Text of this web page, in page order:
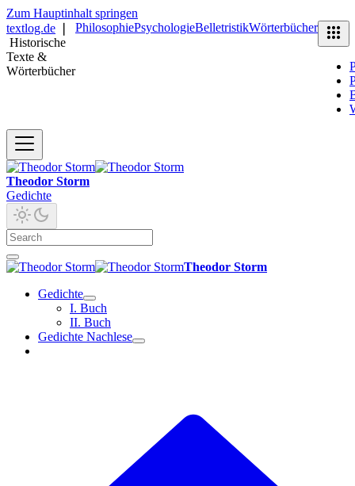
Zum Hauptinhalt springen
textlog.de
Historische
Texte &
Wörterbücher
PhilosophiePsychologieBelletristikWörterbücher
Theodor Storm
Gedichte
Theodor Storm
Gedichte
I. Buch
II. Buch
Gedichte Nachlese